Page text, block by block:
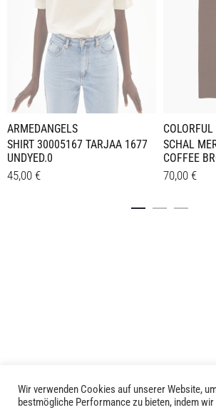
ARMEDANGELS
SHIRT 30005167 TARJAA 1677
UNDYED.0
45,00 €
Produktseite
gewählt
SCHAL
COFFEE
70,00 €
LIVID © 2024
Wir verwenden Cookies auf unserer Website,
bestmögliche Performance zu bieten, indem